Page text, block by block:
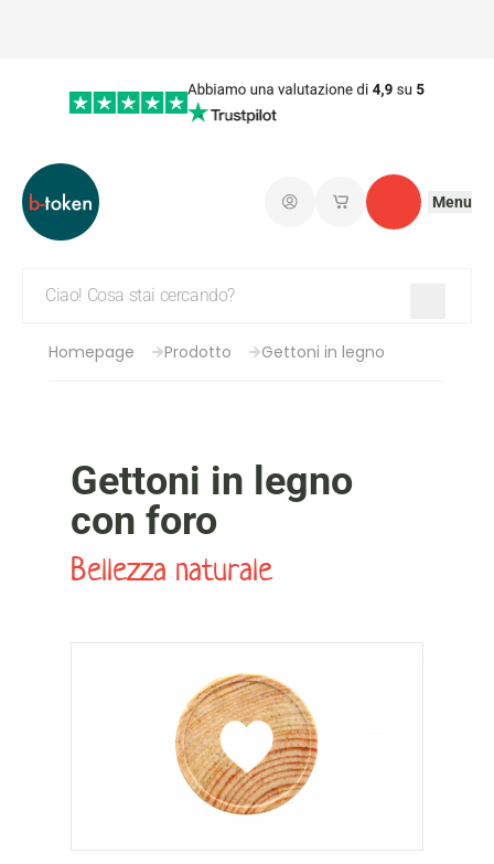
ConnettiI miei carrelli salvati
Contatto
Menu
Homepage Prodotto Gettoni in legno
Gettoni in legno
con foro
Bellezza naturale